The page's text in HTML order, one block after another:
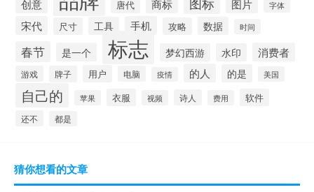
创意 唐代 商标 图片 字体
宋代 尺寸 工具 手机 攻略 数据 时间
春节 是一个 标志 梦幻西游 水印 消费者
游戏 牌子 用户 电脑 疫情 的人 的是 美国
自己的 苹果 衣服 视频 诗人 费用 软件
还不 都是
猜你想看的文章